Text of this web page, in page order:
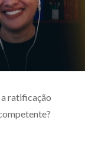
ratificação